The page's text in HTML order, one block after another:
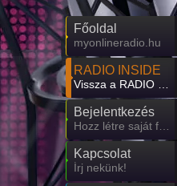
Főoldal
myonlineradio.hu
RADIO INSIDE
Bejelentkezés
Kapcsolat
Írj nekünk!